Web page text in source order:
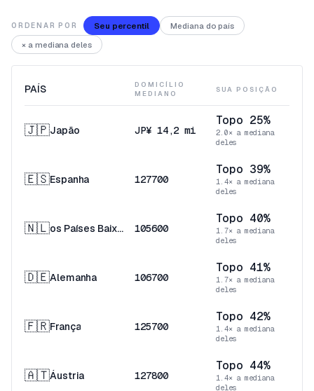
ORDENAR POR Seu percentil
Mediana do país
× a mediana deles
PAÍS
DOMICÍLIO
MEDIANO
SUA POSIÇÃO
🇯🇵Japão JP¥ 14,2 mi
Topo 25%
2.0× a mediana
deles
🇪🇸Espanha 127700
Topo 39%
1.4× a mediana
deles
🇳🇱 os Países Baixos 105600
Topo 40%
1.7× a mediana
deles
🇩🇪Alemanha 106700
Topo 41%
1.7× a mediana
deles
🇫🇷França 125700
Topo 42%
1.4× a mediana
deles
🇦🇹Áustria 127800
Topo 44%
1.4× a mediana
deles